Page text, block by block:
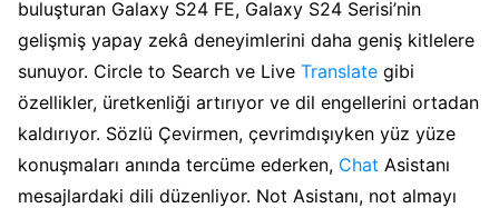
buluşturan Galaxy S24 FE, Galaxy S24 Serisi’nin
gelişmiş yapay zekâ deneyimlerini daha geniş kitlelere
sunuyor. Circle to Search ve Live Translate gibi
özellikler, üretkenliği artırıyor ve dil engellerini ortadan
kaldırıyor. Sözlü Çevirmen, çevrimdışıyken yüz yüze
konuşmaları anında tercüme ederken, Chat Asistanı
mesajlardaki dili düzenliyor. Not Asistanı, not almayı